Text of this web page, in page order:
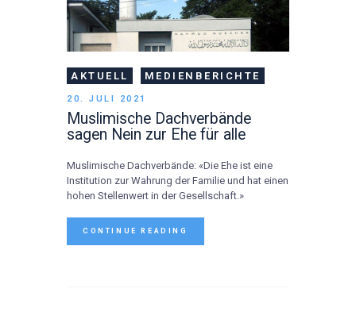
AKTUELL MEDIENBERICHTE
20. JULI 2021
Muslimische Dachverbände
sagen Nein zur Ehe für alle
Muslimische Dachverbände: «Die Ehe ist eine
Institution zur Wahrung der Familie und hat einen
hohen Stellenwert in der Gesellschaft.»
CONTINUE READING